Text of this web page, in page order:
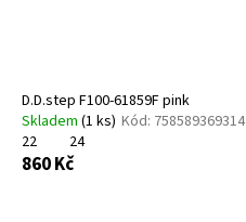
D.D.step F100-61859F pink
Skladem (1 ks) Kód: 758589369314
22
24
860 Kč